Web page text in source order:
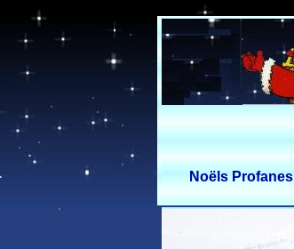
Noëls Profanes